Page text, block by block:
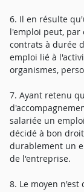
6. Il en résulte
l'emploi peut, par
contrats à durée
emploi lié à
organismes,
7. Ayant retenu
salariée un
décidé à bon
durablement un
de l'entreprise.
8. Le moyen n'est